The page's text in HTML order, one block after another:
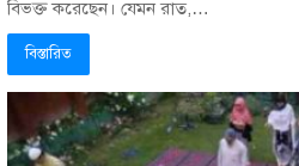
বিভক্ত করেছেন। যেমন রাত,…
বিস্তারিত